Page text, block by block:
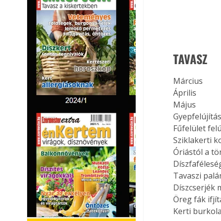
TAVASZ
Március
Április
Május
Fűfelület
Sziklakerti
Óriástól a
Tavaszi
Díszcserjék
Öreg fák
Kerti